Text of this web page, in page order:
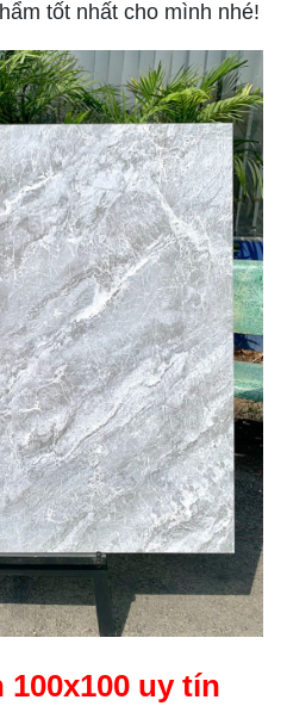
tốt nhất cho mình nhé!
100x100 uy tín